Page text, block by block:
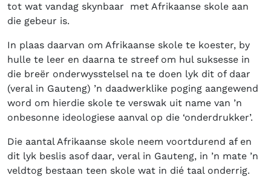
tot wat vandag skynbaar met Afrikaanse skole aan
die gebeur is.
In plaas daarvan om Afrikaanse skole te koester, by
hulle te leer en daarna te streef om hul suksesse in
die breër onderwysstelsel na te doen lyk dit of daar
(veral in Gauteng) ’n daadwerklike poging aangewend
word om hierdie skole te verswak uit name van ’n
onbesonne ideologiese aanval op die ‘onderdrukker’.
Die aantal Afrikaanse skole neem voortdurend af en
dit lyk beslis asof daar, veral in Gauteng, in ’n mate ’n
veldtog bestaan teen skole wat in dié taal onderrig.